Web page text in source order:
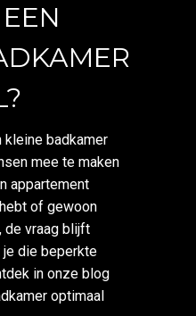
kleine badkamer
mee te maken
appartement
of gewoon
de vraag blijft
die beperkte
in onze blog
optimaal